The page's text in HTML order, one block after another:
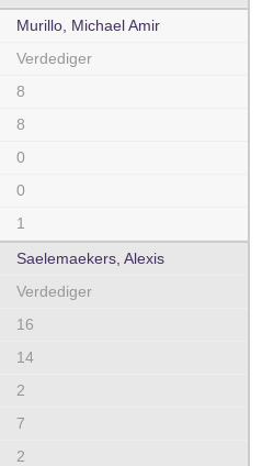
Murillo, Michael Amir
Verdediger
8
8
0
0
1
Saelemaekers, Alexis
Verdediger
16
14
2
7
2